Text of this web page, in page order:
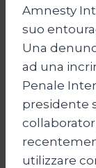
Amnesty
suo
Una
ad una
Penale
presidente
utilizzare